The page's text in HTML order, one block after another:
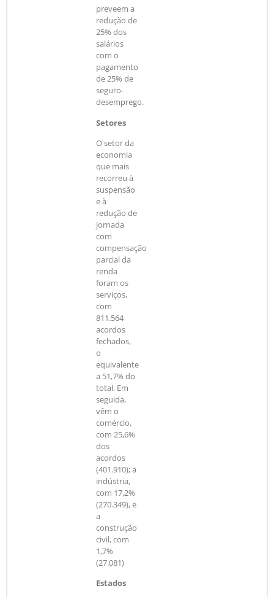
preveem a
redução de
25% dos
salários
com o
pagamento
de 25% de
seguro-
desemprego.
Setores
O setor da
economia
que mais
recorreu à
suspensão
e à
redução de
jornada
com
compensação
parcial da
renda
foram os
serviços,
com
811.564
acordos
fechados,
o
equivalente
a 51,7% do
total. Em
seguida,
vêm o
comércio,
com 25,6%
dos
acordos
(401.910); a
indústria,
com 17,2%
(270.349), e
a
construção
civil, com
1,7%
(27.081)
Estados